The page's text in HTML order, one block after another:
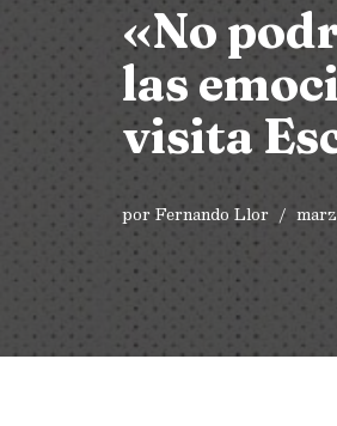
«No
las
visita
porFernando Llor